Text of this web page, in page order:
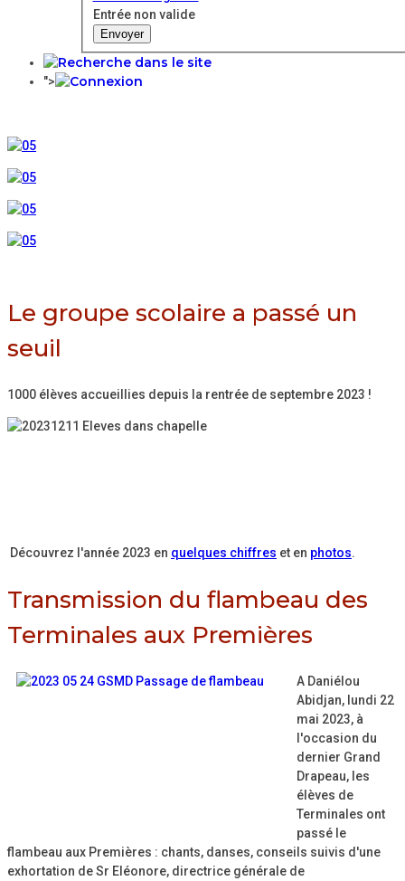
Entrée non valide
Envoyer
">
Le groupe scolaire a passé un
seuil
1000 élèves accueillies depuis la rentrée de septembre 2023 !
Découvrez l'année 2023 en quelques chiffres et en photos.
Transmission du flambeau des
Terminales aux Premières
A Daniélou
Abidjan, lundi 22
mai 2023, à
l'occasion du
dernier Grand
Drapeau, les
élèves de
Terminales ont
passé le
flambeau aux Premières : chants, danses, conseils suivis d'une
exhortation de Sr Eléonore, directrice générale de